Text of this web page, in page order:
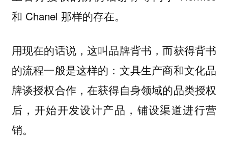
和 Chanel 那样的存在。
用现在的话说，这叫品牌背书，而获得背书
的流程一般是这样的：文具生产商和文化品
牌谈授权合作，在获得自身领域的品类授权
后，开始开发设计产品，铺设渠道进行营
销。